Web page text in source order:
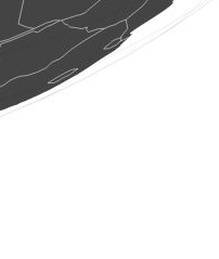
1 dienastauriņš (2026. gada 7. aug 10:39:22)
www.ornitho.ch
1 dienastauriņš (2026. gada 7. aug 10:39:22)
www.ornitho.ch
1 dienastauriņš
www.ornitho.ch